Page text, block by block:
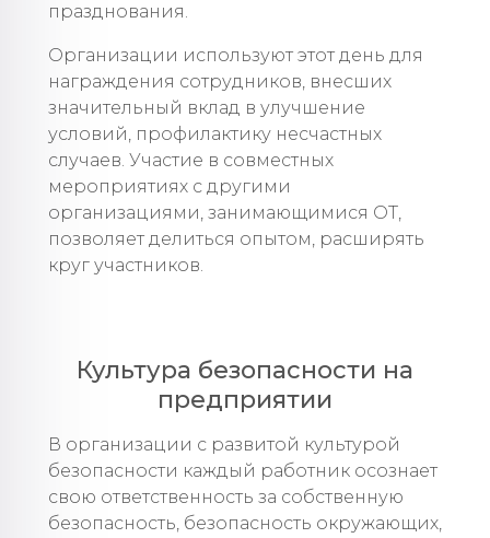
празднования.
Организации используют этот день для
награждения сотрудников, внесших
значительный вклад в улучшение
условий, профилактику несчастных
случаев. Участие в совместных
мероприятиях с другими
организациями, занимающимися ОТ,
позволяет делиться опытом, расширять
круг участников.
Культура безопасности на
предприятии
В организации с развитой культурой
безопасности каждый работник осознает
свою ответственность за собственную
безопасность, безопасность окружающих,